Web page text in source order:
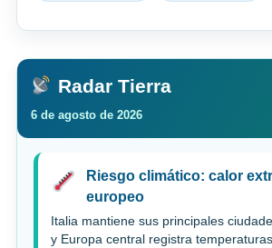
Radar Tierra
6 de agosto de 2026
Riesgo climático: calor
europeo
Italia mantiene sus principales
y Europa central registra